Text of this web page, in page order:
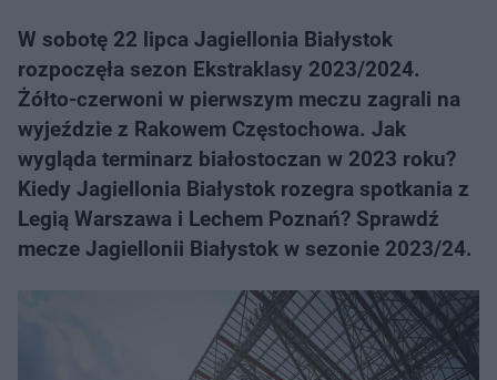
W sobotę 22 lipca Jagiellonia Białystok
rozpoczęła sezon Ekstraklasy 2023/2024.
Żółto-czerwoni w pierwszym meczu zagrali na
wyjeździe z Rakowem Częstochowa. Jak
wygląda terminarz białostoczan w 2023 roku?
Kiedy Jagiellonia Białystok rozegra spotkania z
Legią Warszawa i Lechem Poznań? Sprawdź
mecze Jagiellonii Białystok w sezonie 2023/24.